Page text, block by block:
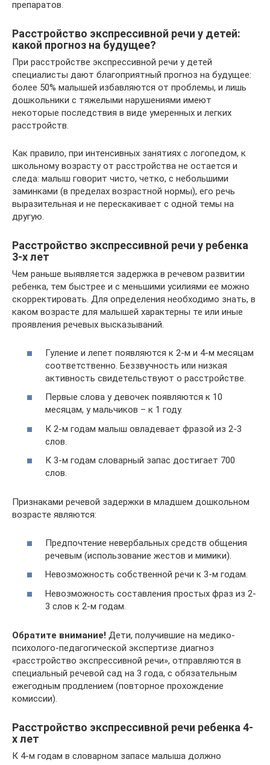
препаратов.
Расстройство экспрессивной речи у детей:
какой прогноз на будущее?
При расстройстве экспрессивной речи у детей
специалисты дают благоприятный прогноз на будущее:
более 50% малышей избавляются от проблемы, и лишь
дошкольники с тяжелыми нарушениями имеют
некоторые последствия в виде умеренных и легких
расстройств.
Как правило, при интенсивных занятиях с логопедом, к
школьному возрасту от расстройства не остается и
следа: малыш говорит чисто, четко, с небольшими
заминками (в пределах возрастной нормы), его речь
выразительная и не перескакивает с одной темы на
другую.
Расстройство экспрессивной речи у ребенка
3-х лет
Чем раньше выявляется задержка в речевом развитии
ребенка, тем быстрее и с меньшими усилиями ее можно
скорректировать. Для определения необходимо знать, в
каком возрасте для малышей характерны те или иные
проявления речевых высказываний.
Гуление и лепет появляются к 2-м и 4-м месяцам
соответственно. Беззвучность или низкая
активность свидетельствуют о расстройстве.
Первые слова у девочек появляются к 10
месяцам, у мальчиков – к 1 году.
К 2-м годам малыш овладевает фразой из 2-3
слов.
К 3-м годам словарный запас достигает 700
слов.
Признаками речевой задержки в младшем дошкольном
возрасте являются:
Предпочтение невербальных средств общения
речевым (использование жестов и мимики).
Невозможность собственной речи к 3-м годам.
Невозможность составления простых фраз из 2-
3 слов к 2-м годам.
Обратите внимание! Дети, получившие на медико-
психолого-педагогической экспертизе диагноз
«расстройство экспрессивной речи», отправляются в
специальный речевой сад на 3 года, с обязательным
ежегодным продлением (повторное прохождение
комиссии).
Расстройство экспрессивной речи ребенка 4-
х лет
К 4-м годам в словарном запасе малыша должно